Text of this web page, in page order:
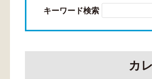
キーワード検索
カ